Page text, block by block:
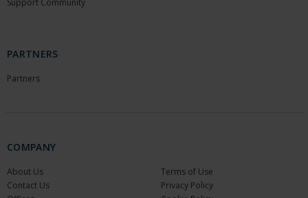
Support Community
PARTNERS
Partners
COMPANY
About Us
Contact Us
Terms of Use
Privacy Policy